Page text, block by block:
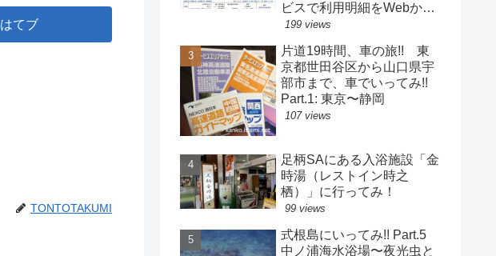
はてブ
TONTOTAKUMI
ビスで利用明細をWebから
取得できる！別のETC車載
199 views
片道19時間、車の旅!! 東
京都世田谷区から山口県宇
部市まで、車でいってみ!!
Part.1: 東京〜静岡
107 views
足柄SAにある入浴施設「金
時湯（レストイン時之
栖）」に行ってみ！
99 views
式根島にいってみ!! Part.5
中ノ浦海水浴場〜夜光虫と